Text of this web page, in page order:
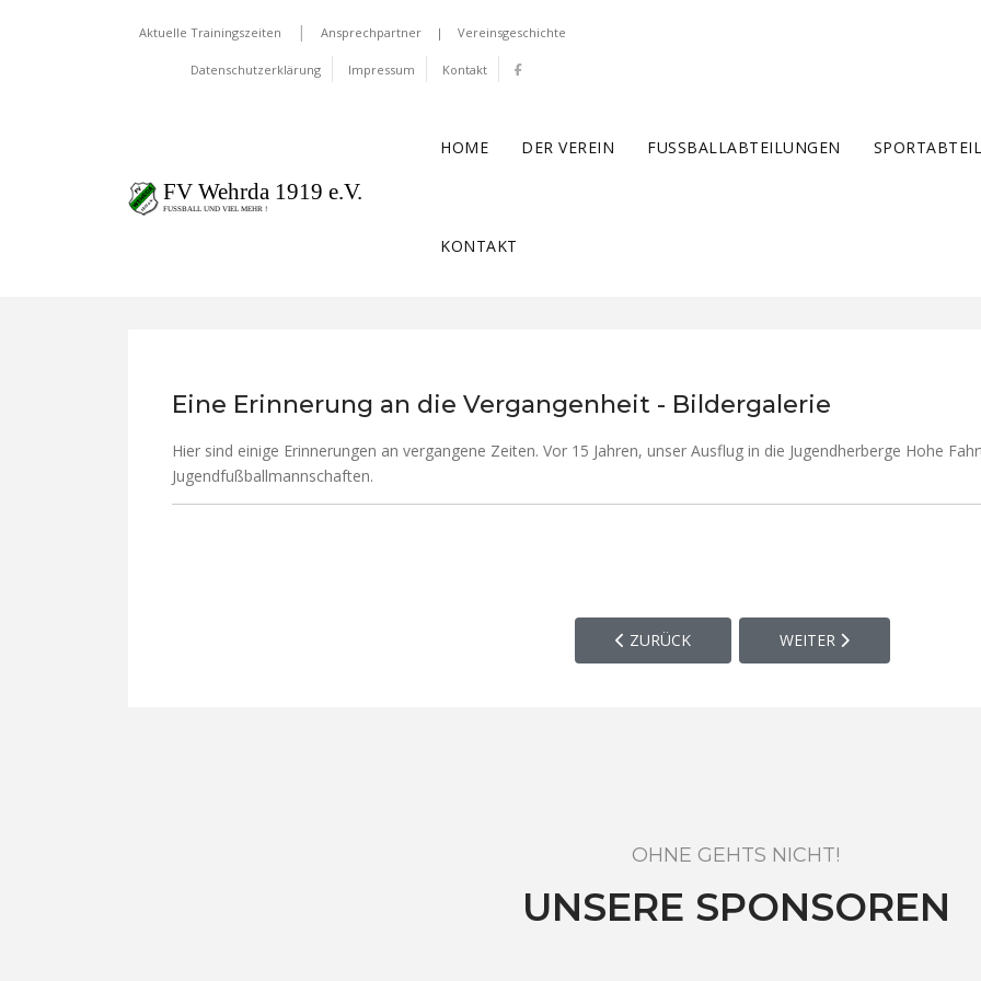
Aktuelle Trainingszeiten | Ansprechpartner | Vereinsgeschichte
Daten­schutz­erklärung Impressum Kontakt
HOME DER VEREIN FUSSBALLABTEILUNGEN
KONTAKT
Eine Erinnerung an die Vergangenheit - Bildergalerie
Hier sind einige Erinnerungen an vergangene Zeiten. Vor 15 Jahren, unser Ausflug in die Jugendherberge Hohe
Jugendfußballmannschaften.
VORHERIGER BEITRAG: SPORTPLATZ,
ZURÜCK NÄCHSTER BEITRAG: OFF
WEITER
OHNE GEHTS NICHT!
UNSERE SPONSOREN